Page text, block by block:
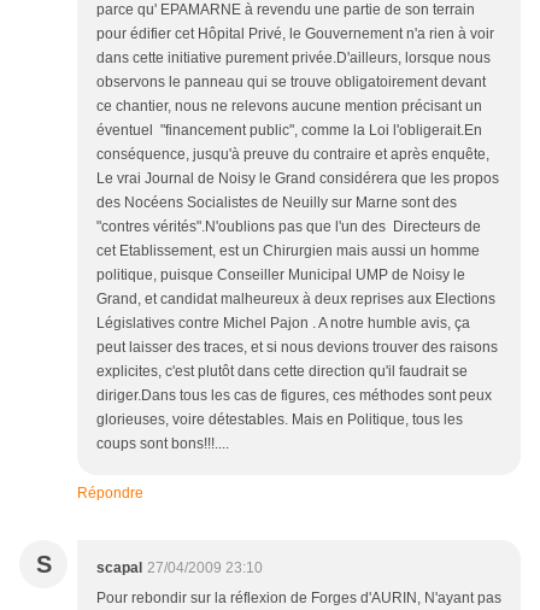
parce qu' EPAMARNE à revendu une partie de son terrain
pour édifier cet Hôpital Privé, le Gouvernement n'a rien à voir
dans cette initiative purement privée.D'ailleurs, lorsque nous
observons le panneau qui se trouve obligatoirement devant
ce chantier, nous ne relevons aucune mention précisant un
éventuel "financement public", comme la Loi l'obligerait.En
conséquence, jusqu'à preuve du contraire et après enquête,
Le vrai Journal de Noisy le Grand considérera que les propos
des Nocéens Socialistes de Neuilly sur Marne sont des
"contres vérités".N'oublions pas que l'un des Directeurs de
cet Etablissement, est un Chirurgien mais aussi un homme
politique, puisque Conseiller Municipal UMP de Noisy le
Grand, et candidat malheureux à deux reprises aux Elections
Législatives contre Michel Pajon . A notre humble avis, ça
peut laisser des traces, et si nous devions trouver des raisons
explicites, c'est plutôt dans cette direction qu'il faudrait se
diriger.Dans tous les cas de figures, ces méthodes sont peux
glorieuses, voire détestables. Mais en Politique, tous les
coups sont bons!!!....
Répondre
S scapal 27/04/2009 23:10
Pour rebondir sur la réflexion de Forges d'AURIN, N'ayant pas